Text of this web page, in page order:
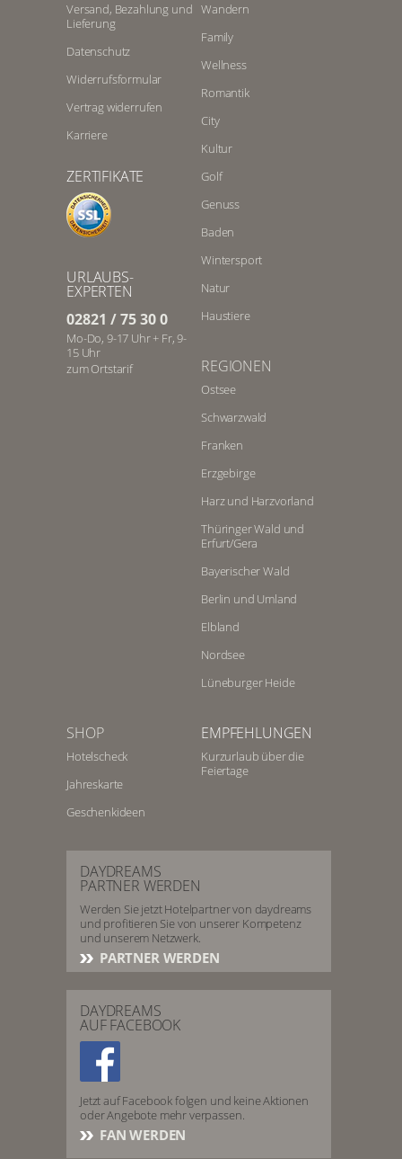
Versand, Bezahlung und
Lieferung
Datenschutz
Widerrufsformular
Vertrag widerrufen
Karriere
ZERTIFIKATE
URLAUBS-
EXPERTEN
02821 / 75 30 0
Mo-Do, 9-17 Uhr + Fr, 9-
15 Uhr
zum Ortstarif
Wandern
Family
Wellness
Romantik
City
Kultur
Golf
Genuss
Baden
Wintersport
Natur
Haustiere
REGIONEN
Ostsee
Schwarzwald
Franken
Erzgebirge
Harz und Harzvorland
Thüringer Wald und
Erfurt/Gera
Bayerischer Wald
Berlin und Umland
Elbland
Nordsee
Lüneburger Heide
SHOP
Hotelscheck
Jahreskarte
Geschenkideen
EMPFEHLUNGEN
Kurzurlaub über die
Feiertage
DAYDREAMS
PARTNER WERDEN
Werden Sie jetzt Hotelpartner von daydreams
und profitieren Sie von unserer Kompetenz
und unserem Netzwerk.
PARTNER WERDEN
DAYDREAMS
AUF FACEBOOK
Jetzt auf Facebook folgen und keine Aktionen
oder Angebote mehr verpassen.
FAN WERDEN